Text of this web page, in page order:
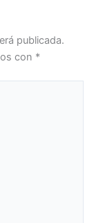
publicada.
con *